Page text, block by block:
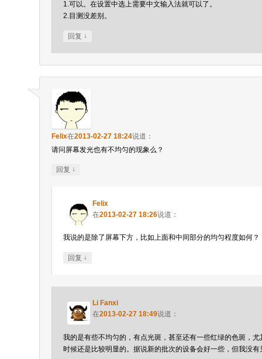
1.可以。在设置中选上需要中文输入法就可以了。
2.目测没差别。
回复 ↓
Felix在2013-02-27 18:24说道：
请问屏幕发光也有不均匀的现象么？
回复 ↓
Felix
在2013-02-27 18:26说道：
我说的是除了屏幕下方，比如上面和中间部分的均匀程度如何？
回复 ↓
Li Fanxi
在2013-02-27 18:49说道：
我的是有些不均匀的，有点光斑，甚至还有一些红绿的色斑，
时候还是比较明显的。据说新的批次的设备会好一些，但我没有